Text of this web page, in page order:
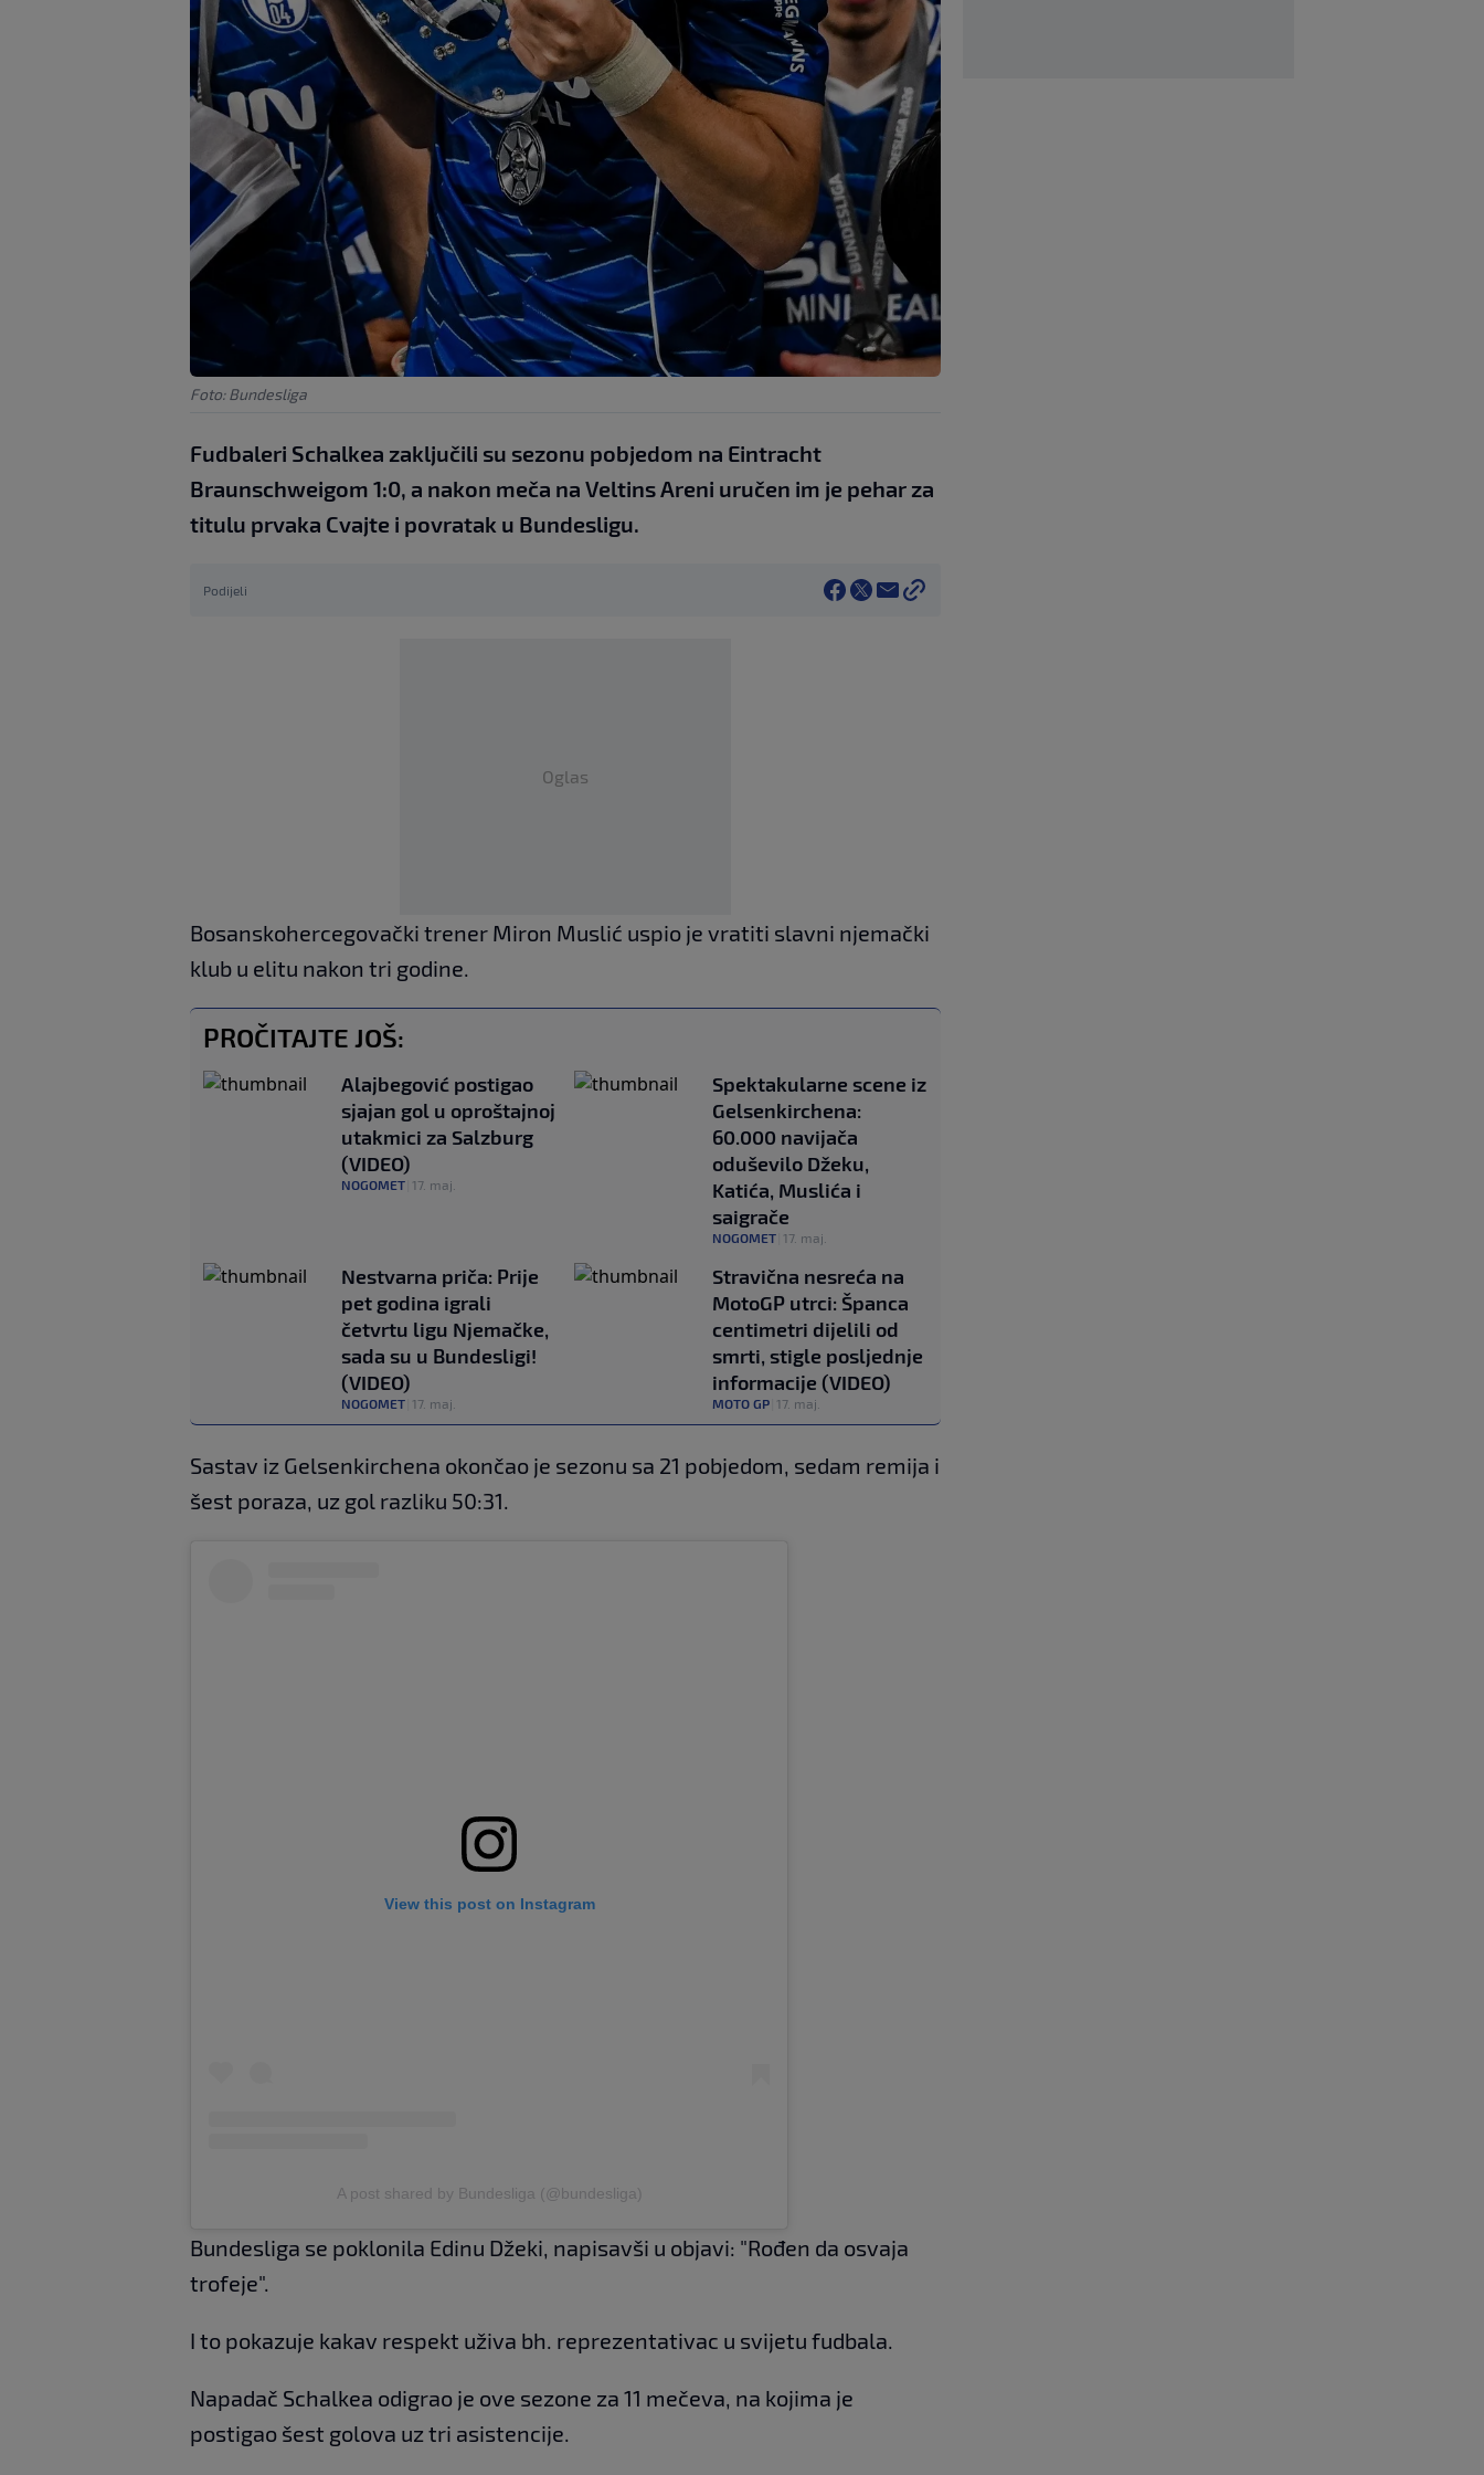
Foto: Bundesliga
Fudbaleri Schalkea zaključili su sezonu pobjedom na Eintracht
Braunschweigom 1:0, a nakon meča na Veltins Areni uručen im je pehar za
titulu prvaka Cvajte i povratak u Bundesligu.
Podijeli
Oglas
Bosanskohercegovački trener Miron Muslić uspio je vratiti slavni njemački
klub u elitu nakon tri godine.
PROČITAJTE JOŠ:
Alajbegović postigao
sjajan gol u oproštajnoj
utakmici za Salzburg
(VIDEO)
NOGOMET 17. maj.
Spektakularne scene iz
Gelsenkirchena:
60.000 navijača
oduševilo Džeku,
Katića, Muslića i
saigrače
NOGOMET 17. maj.
Nestvarna priča: Prije
pet godina igrali
četvrtu ligu Njemačke,
sada su u Bundesligi!
(VIDEO)
NOGOMET 17. maj.
Stravična nesreća na
MotoGP utrci: Španca
centimetri dijelili od
smrti, stigle posljednje
informacije (VIDEO)
MOTO GP 17. maj.
Sastav iz Gelsenkirchena okončao je sezonu sa 21 pobjedom, sedam remija i
šest poraza, uz gol razliku 50:31.
View this post on Instagram
A post shared by Bundesliga (@bundesliga)
Bundesliga se poklonila Edinu Džeki, napisavši u objavi: "Rođen da osvaja
trofeje".
I to pokazuje kakav respekt uživa bh. reprezentativac u svijetu fudbala.
Napadač Schalkea odigrao je ove sezone za 11 mečeva, na kojima je
postigao šest golova uz tri asistencije.